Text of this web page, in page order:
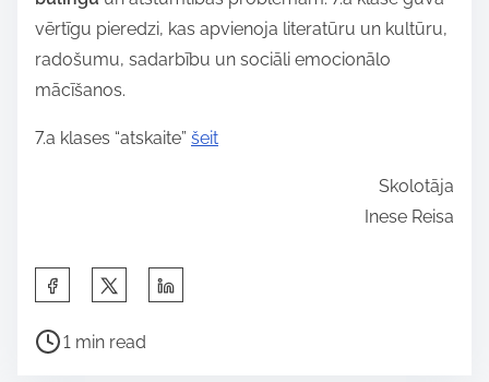
vērtīgu pieredzi, kas apvienoja literatūru un kultūru,
radošumu, sadarbību un sociāli emocionālo
mācīšanos.
7.a klases “atskaite” šeit
Skolotāja
Inese Reisa
a
P
1 min read